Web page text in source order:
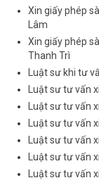
Xin giấy phép
Lâm
Xin giấy phép
Thanh Trì
Luật sư khi tư
Luật sư tư vấn
Luật sư tư vấn
Luật sư tư vấn
Luật sư tư vấn
Luật sư tư vấn
Luật sư tư vấn